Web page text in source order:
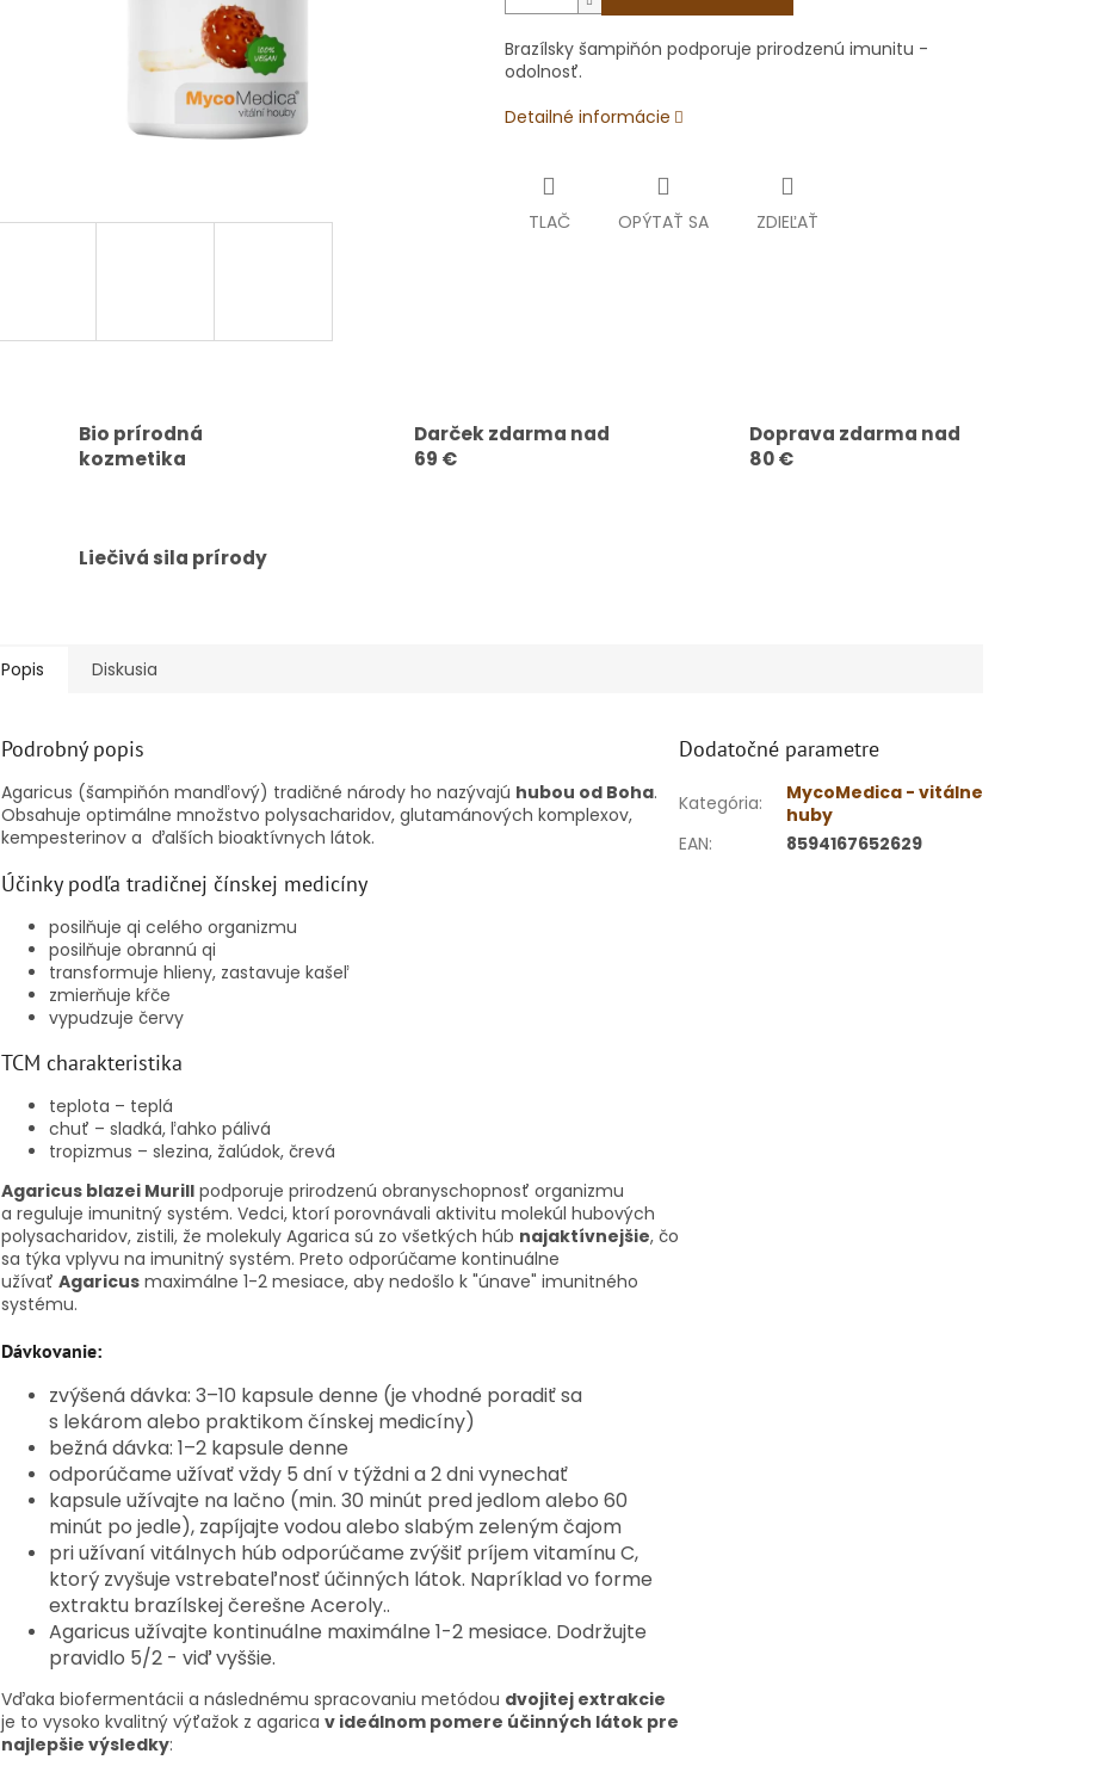
Brazílsky šampiňón podporuje prirodzenú imunitu -
odolnosť.
Detailné informácie
TLAČ OPÝTAŤ SA ZDIEĽAŤ
Bio prírodná
kozmetika
Darček zdarma nad
69 €
Doprava zdarma nad
80 €
Liečivá sila prírody
Popis Diskusia
Podrobný popis
Agaricus (šampiňón mandľový) tradičné národy ho nazývajú hubou od Boha.
Obsahuje optimálne množstvo polysacharidov, glutamánových komplexov,
kempesterinov a ďalších bioaktívnych látok.
Účinky podľa tradičnej čínskej medicíny
posilňuje qi celého organizmu
posilňuje obrannú qi
transformuje hlieny, zastavuje kašeľ
zmierňuje kŕče
vypudzuje červy
TCM charakteristika
teplota – teplá
chuť – sladká, ľahko pálivá
tropizmus – slezina, žalúdok, črevá
Agaricus blazei Murill podporuje prirodzenú obranyschopnosť organizmu
a reguluje imunitný systém. Vedci, ktorí porovnávali aktivitu molekúl hubových
polysacharidov, zistili, že molekuly Agarica sú zo všetkých húb najaktívnejšie, čo
sa týka vplyvu na imunitný systém. Preto odporúčame kontinuálne
užívať Agaricus maximálne 1-2 mesiace, aby nedošlo k "únave" imunitného
systému.
Dávkovanie:
zvýšená dávka: 3–10 kapsule denne (je vhodné poradiť sa
s lekárom alebo praktikom čínskej medicíny)
bežná dávka: 1–2 kapsule denne
odporúčame užívať vždy 5 dní v týždni a 2 dni vynechať
kapsule užívajte na lačno (min. 30 minút pred jedlom alebo 60
minút po jedle), zapíjajte vodou alebo slabým zeleným čajom
pri užívaní vitálnych húb odporúčame zvýšiť príjem vitamínu C,
ktorý zvyšuje vstrebateľnosť účinných látok. Napríklad vo forme
extraktu brazílskej čerešne Aceroly..
Agaricus užívajte kontinuálne maximálne 1-2 mesiace. Dodržujte
pravidlo 5/2 - viď vyššie.
Vďaka biofermentácii a následnému spracovaniu metódou dvojitej extrakcie
je to vysoko kvalitný výťažok z agarica v ideálnom pomere účinných látok pre
najlepšie výsledky:
Dodatočné parametre
Kategória:
MycoMedica - vitálne
huby
EAN: 8594167652629